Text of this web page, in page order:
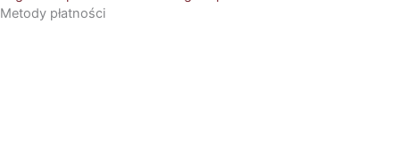
Metody płatności